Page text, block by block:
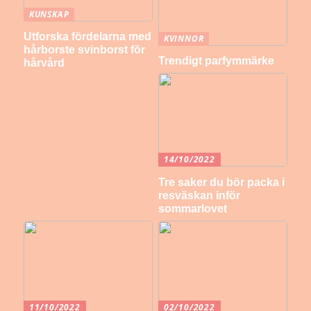
KUNSKAP
Utforska fördelarna med
hårborste svinborst för
hårvård
KVINNOR
Trendigt parfymmärke
14/10/2022
Tre saker du bör packa i
resväskan inför
sommarlovet
11/10/2022 02/10/2022